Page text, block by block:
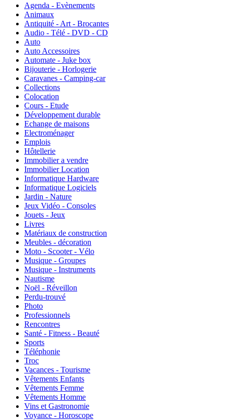
Agenda - Evènements
Animaux
Antiquité - Art - Brocantes
Audio - Télé - DVD - CD
Auto
Auto Accessoires
Automate - Juke box
Bijouterie - Horlogerie
Caravanes - Camping-car
Collections
Colocation
Cours - Etude
Développement durable
Echange de maisons
Electroménager
Emplois
Hôtellerie
Immobilier a vendre
Immobilier Location
Informatique Hardware
Informatique Logiciels
Jardin - Nature
Jeux Vidéo - Consoles
Jouets - Jeux
Livres
Matériaux de construction
Meubles - décoration
Moto - Scooter - Vélo
Musique - Groupes
Musique - Instruments
Nautisme
Noël - Réveillon
Perdu-trouvé
Photo
Professionnels
Rencontres
Santé - Fitness - Beauté
Sports
Téléphonie
Troc
Vacances - Tourisme
Vêtements Enfants
Vêtements Femme
Vêtements Homme
Vins et Gastronomie
Voyance - Horoscope